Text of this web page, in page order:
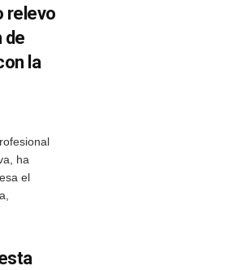
relevo
de
la
ha
el